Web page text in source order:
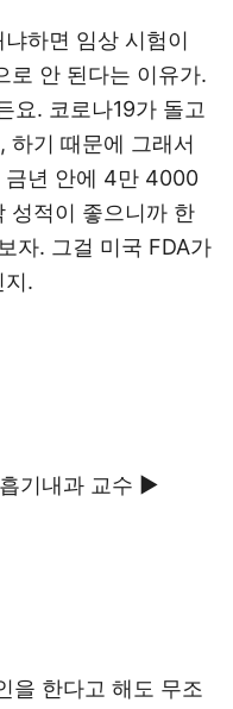
하면 임상 시험이
로 안 된다는 이유가.
요. 코로나19가 돌고
하기 때문에 그래서
금년 안에 4만 4000
성적이 좋으니까 한
자. 그걸 미국 FDA가
지.
기내과 교수 ▶
을 한다고 해도 무조